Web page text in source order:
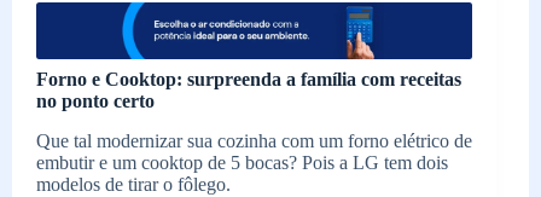
Forno e Cooktop: surpreenda a família com receitas
no ponto certo
Que tal modernizar sua cozinha com um forno elétrico de
embutir e um cooktop de 5 bocas? Pois a LG tem dois
modelos de tirar o fôlego.